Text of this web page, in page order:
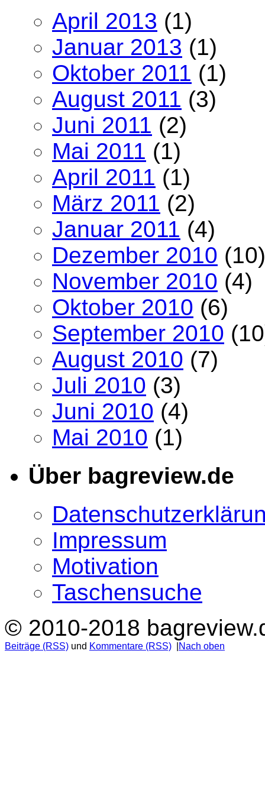
April 2013 (1)
Januar 2013 (1)
Oktober 2011 (1)
August 2011 (3)
Juni 2011 (2)
Mai 2011 (1)
April 2011 (1)
März 2011 (2)
Januar 2011 (4)
Dezember 2010 (10)
November 2010 (4)
Oktober 2010 (6)
September 2010
August 2010 (7)
Juli 2010 (3)
Juni 2010 (4)
Mai 2010 (1)
Über bagreview.de
Impressum
Motivation
Taschensuche
© 2010-2018
Beiträge (RSS) und Kommentare (RSS) Nach oben